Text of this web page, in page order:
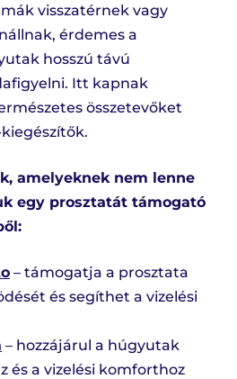
visszatérnek vagy
érdemes a
hosszú távú
Itt kapnak
összetevőket
amelyeknek nem lenne
egy prosztatát támogató
– támogatja a prosztata
és segíthet a vizelési
– hozzájárul a húgyutak
és a vizelési komforthoz